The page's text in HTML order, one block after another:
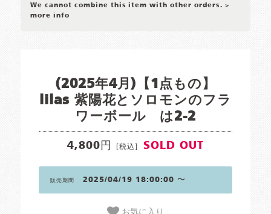
We cannot combine this item with other orders. >
more info
(2025年4月)【1点もの】
lilas 紫陽花とソロモンのフラ
ワーボール は2-2
4,800円 [税込] SOLD OUT
販売期間 2025/04/19 18:00:00 〜
お気に入り